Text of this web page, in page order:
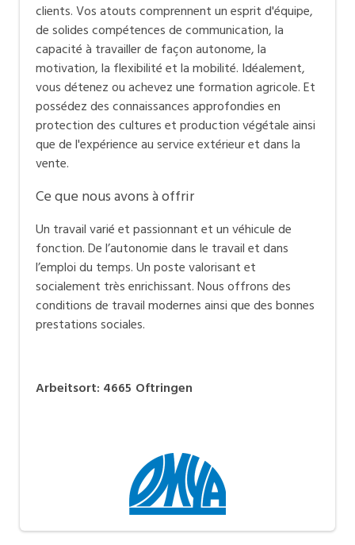
clients. Vos atouts comprennent un esprit d'équipe,
de solides compétences de communication, la
capacité à travailler de façon autonome, la
motivation, la flexibilité et la mobilité. Idéalement,
vous détenez ou achevez une formation agricole. Et
possédez des connaissances approfondies en
protection des cultures et production végétale ainsi
que de l'expérience au service extérieur et dans la
vente.
Ce que nous avons à offrir
Un travail varié et passionnant et un véhicule de
fonction. De l’autonomie dans le travail et dans
l’emploi du temps. Un poste valorisant et
socialement très enrichissant. Nous offrons des
conditions de travail modernes ainsi que des bonnes
prestations sociales.
Arbeitsort: 4665 Oftringen